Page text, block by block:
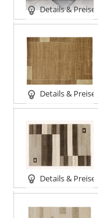
Details & Preise
Details & Preise
Details & Preise